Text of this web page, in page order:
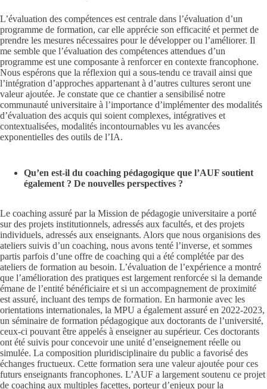
L’évaluation des compétences est centrale dans l’évaluation d’un
programme de formation, car elle apprécie son efficacité et permet de
prendre les mesures nécessaires pour le développer ou l’améliorer. Il
me semble que l’évaluation des compétences attendues d’un
programme est une composante à renforcer en contexte francophone.
Nous espérons que la réflexion qui a sous-tendu ce travail ainsi que
l’intégration d’approches appartenant à d’autres cultures seront une
valeur ajoutée. Je constate que ce chantier a sensibilisé notre
communauté universitaire à l’importance d’implémenter des modalités
d’évaluation des acquis qui soient complexes, intégratives et
contextualisées, modalités incontournables vu les avancées
exponentielles des outils de l’IA.
Qu’en est-il du coaching pédagogique que l’AUF soutient
également ? De nouvelles perspectives ?
Le coaching assuré par la Mission de pédagogie universitaire a porté
sur des projets institutionnels, adressés aux facultés, et des projets
individuels, adressés aux enseignants. Alors que nous organisions des
ateliers suivis d’un coaching, nous avons tenté l’inverse, et sommes
partis parfois d’une offre de coaching qui a été complétée par des
ateliers de formation au besoin. L’évaluation de l’expérience a montré
que l’amélioration des pratiques est largement renforcée si la demande
émane de l’entité bénéficiaire et si un accompagnement de proximité
est assuré, incluant des temps de formation. En harmonie avec les
orientations internationales, la MPU a également assuré en 2022-2023,
un séminaire de formation pédagogique aux doctorants de l’université,
ceux-ci pouvant être appelés à enseigner au supérieur. Ces doctorants
ont été suivis pour concevoir une unité d’enseignement réelle ou
simulée. La composition pluridisciplinaire du public a favorisé des
échanges fructueux. Cette formation sera une valeur ajoutée pour ces
futurs enseignants francophones. L’AUF a largement soutenu ce projet
de coaching aux multiples facettes, porteur d’enjeux pour la